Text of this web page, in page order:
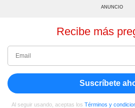
ANUNCIO
Recibe más
Suscríbete
Al seguir usando, aceptas los Términos y